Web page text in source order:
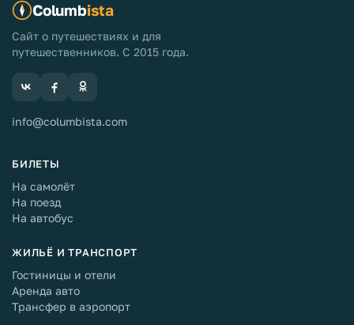
Columbista
Сайт о путешествиях и для
путешественников. С 2015 года.
info@columbista.com
БИЛЕТЫ
На самолёт
На поезд
На автобус
ЖИЛЬЁ И ТРАНСПОРТ
Гостиницы и отели
Аренда авто
Трансфер в аэропорт